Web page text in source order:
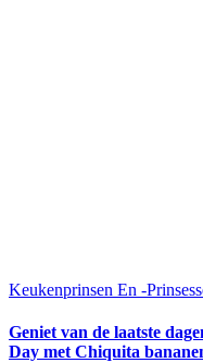
Keukenprinsen En -
Geniet van de laatste
Day met Chiquita